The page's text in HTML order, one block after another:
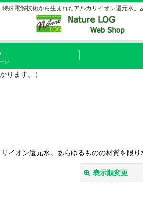
殊電解技術から生まれたアルカリイオン還元水。
ジ
ります。）
オン還元水。あらゆるものの材質を限り
表示順変更